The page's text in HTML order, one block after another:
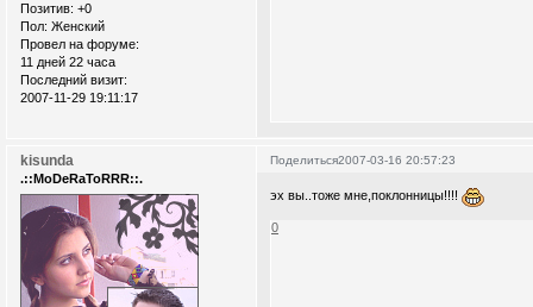
Позитив: +0
Пол: Женский
Провел на форуме:
11 дней 22 часа
Последний визит:
2007-11-29 19:11:17
Поделиться2007-03-16 20:57:23
kisunda
.::MoDeRaToRRR::.
эх вы..тоже мне,поклонницы!!!!
0